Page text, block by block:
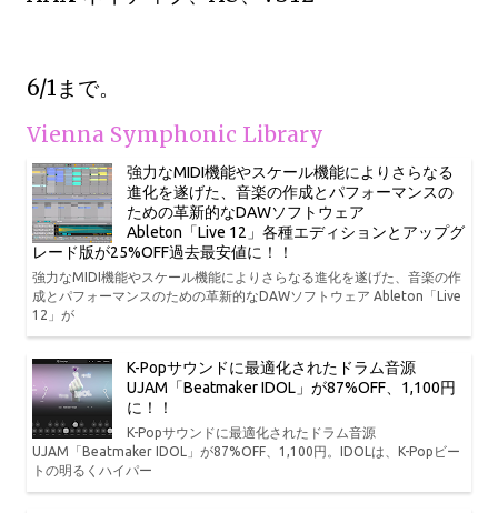
6/1まで。
Vienna Symphonic Library
強力なMIDI機能やスケール機能によりさらなる
進化を遂げた、音楽の作成とパフォーマンスの
ための革新的なDAWソフトウェア
Ableton「Live 12」各種エディションとアップグ
レード版が25%OFF過去最安値に！！
強力なMIDI機能やスケール機能によりさらなる進化を遂げた、音楽の作
成とパフォーマンスのための革新的なDAWソフトウェア Ableton「Live
12」が
K-Popサウンドに最適化されたドラム音源
UJAM「Beatmaker IDOL」が87%OFF、1,100円
に！！
K-Popサウンドに最適化されたドラム音源
UJAM「Beatmaker IDOL」が87%OFF、1,100円。IDOLは、K-Popビー
トの明るくハイパー